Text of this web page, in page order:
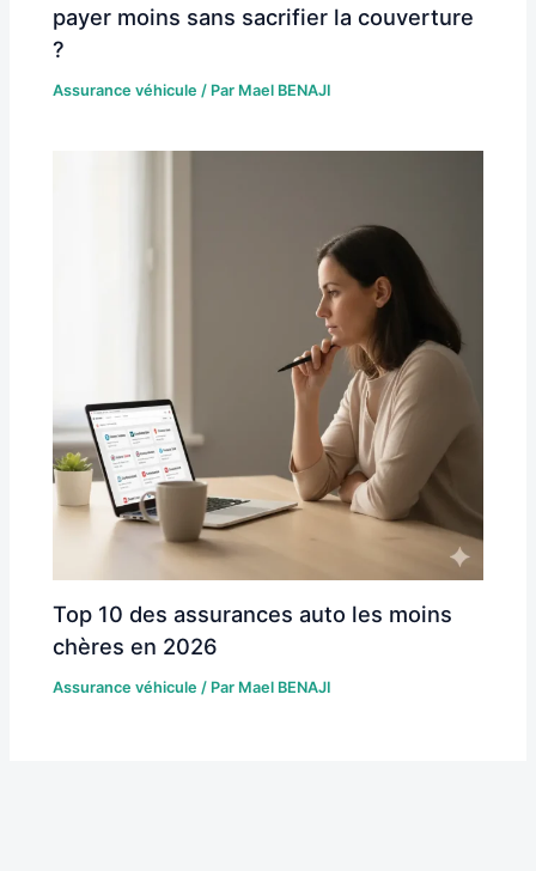
payer moins sans sacrifier la couverture
?
Assurance véhicule / Par Mael BENAJI
Top 10 des assurances auto les moins
chères en 2026
Assurance véhicule / Par Mael BENAJI